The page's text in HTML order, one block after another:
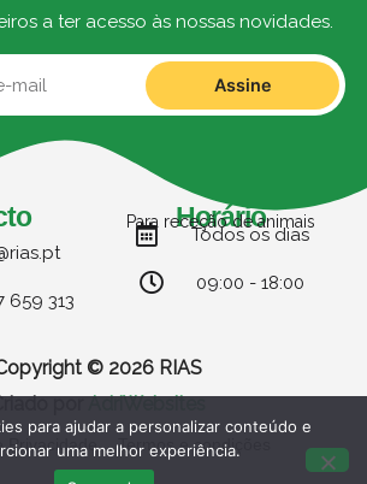
a ter acesso às nossas novidades.
Assine
659 313
Horário
Para receção de animais
Todos os dias
09:00 - 18:00
© 2026 RIAS
Privacidade Termos e condições
para ajudar a personalizar conteúdo e
uma melhor experiência.